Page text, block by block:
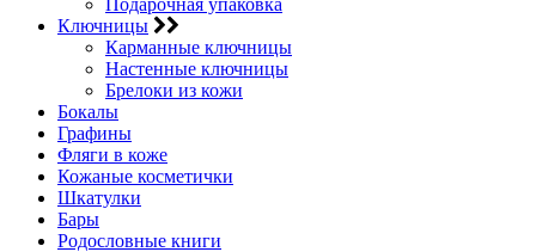
Подарочная упаковка
Ключницы
Карманные ключницы
Настенные ключницы
Брелоки из кожи
Бокалы
Графины
Фляги в коже
Кожаные косметички
Шкатулки
Бары
Родословные книги